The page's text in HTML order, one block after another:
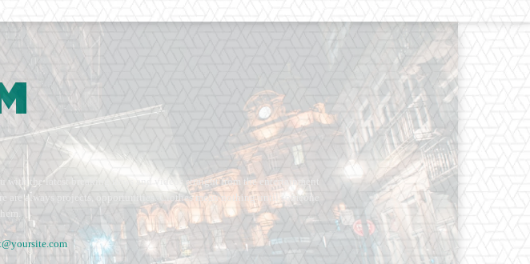
the latest breaking news and videos straight from the entertainment
are always projects, opportunities. Clothes mean nothing until someone